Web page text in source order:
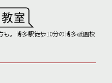
。博多駅徒歩10分の博多祇園校